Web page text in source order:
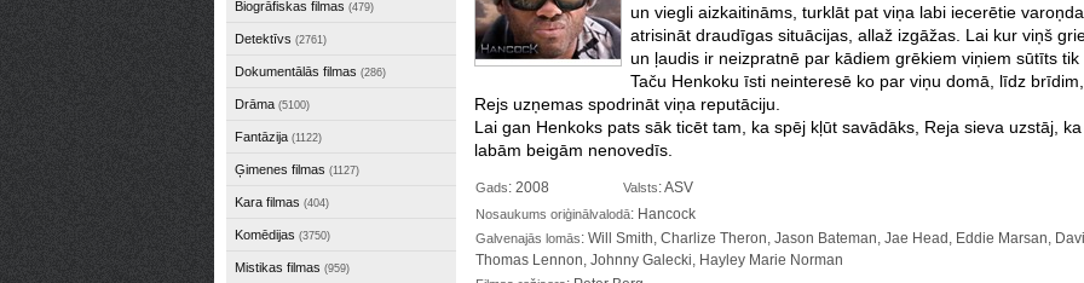
Biogrāfiskas filmas (479)
Detektīvs (2761)
Dokumentālās filmas (286)
Drāma (5100)
Fantāzija (1122)
Ģimenes filmas (1127)
Kara filmas (404)
Komēdijas (3750)
Mistikas filmas (959)
un viegli aizkaitināms, turklāt pat viņa labi iecerētie
atrisināt draudīgas situācijas, allaž izgāžas. Lai kur viņš
un ļaudis ir neizpratnē par kādiem grēkiem viņiem sūtīts
Taču Henkoku īsti neinteresē ko par viņu domā, līdz
Rejs uzņemas spodrināt viņa reputāciju.
Lai gan Henkoks pats sāk ticēt tam, ka spēj kļūt savādāks, Reja sieva uzstāj,
labām beigām nenovedīs.
Gads: 2008 Valsts: ASV
Nosaukums oriģinālvalodā: Hancock
Galvenajās lomās: Will Smith, Charlize Theron, Jason Bateman, Jae Head, Eddie Marsan,
Thomas Lennon, Johnny Galecki, Hayley Marie Norman